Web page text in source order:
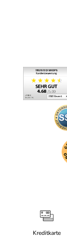
Kreditkarte